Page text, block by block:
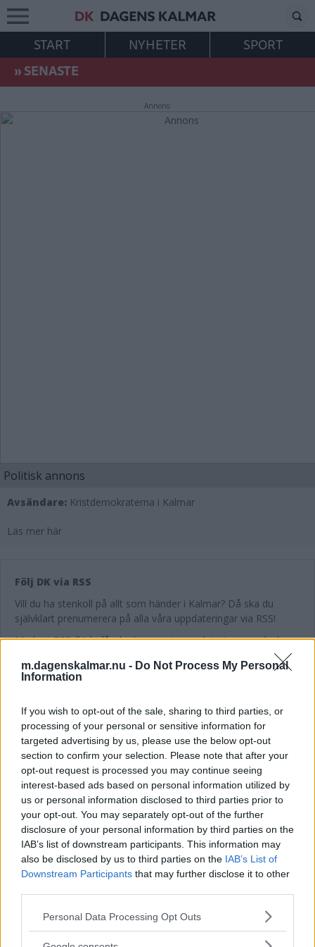
m.dagenskalmar.nu - Do Not Process My Personal
Information
If you wish to opt-out of the sale, sharing to third parties, or
processing of your personal or sensitive information for
targeted advertising by us, please use the below opt-out
section to confirm your selection. Please note that after your
opt-out request is processed you may continue seeing
interest-based ads based on personal information utilized by
us or personal information disclosed to third parties prior to
your opt-out. You may separately opt-out of the further
disclosure of your personal information by third parties on the
IAB’s list of downstream participants. This information may
also be disclosed by us to third parties on the IAB’s List of
Downstream Participants that may further disclose it to other
Please note that this website/app uses one or more Google
not limited to your visit or usage behaviour. You may click to
Personal Data Processing Opt Outs
START NYHETER
SPORT
»SENASTE
Annons:
Politisk annons
Avsändare: Kristdemokraterna i Kalmar
Läs mer här
Följ DK via RSS
Vill du ha stenkoll på allt som händer i Kalmar? Då ska du
självklart prenumerera på alla våra uppdateringar via RSS!
Med ett RSS-flöde får du de senaste uppdateringarna direkt i
din RSS-läsare. För att kunna ta emot DK:s flöde behöver du
installlera en RSS-läsare på din enhet. Många av dessa läsare
finns att ladda ned gratis till Mac, PC, android och IOS. Vissa
Firefox och Microsoft Internet Explorer, kan också hantera
RSS-flöden.
Materialet som tillhandahålls via RSS är gratis och enbart för
personligt och icke kommersiellt bruk.
Använd följande adress för att hämta Dagens Kalmars RSS-
flöde:
https://www.dagenskalmar.nu/RSS/RSS-DK.aspx
Välkommen till Dagens Kalmars RSS-flöde!
SENASTE
Kvinna som köade till teatern utsatt för fickstöld